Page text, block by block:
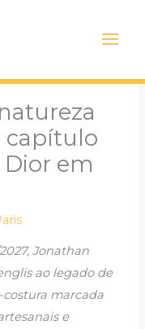
Menu
capítulo
em
Jonathan
ao legado de
marcada
e